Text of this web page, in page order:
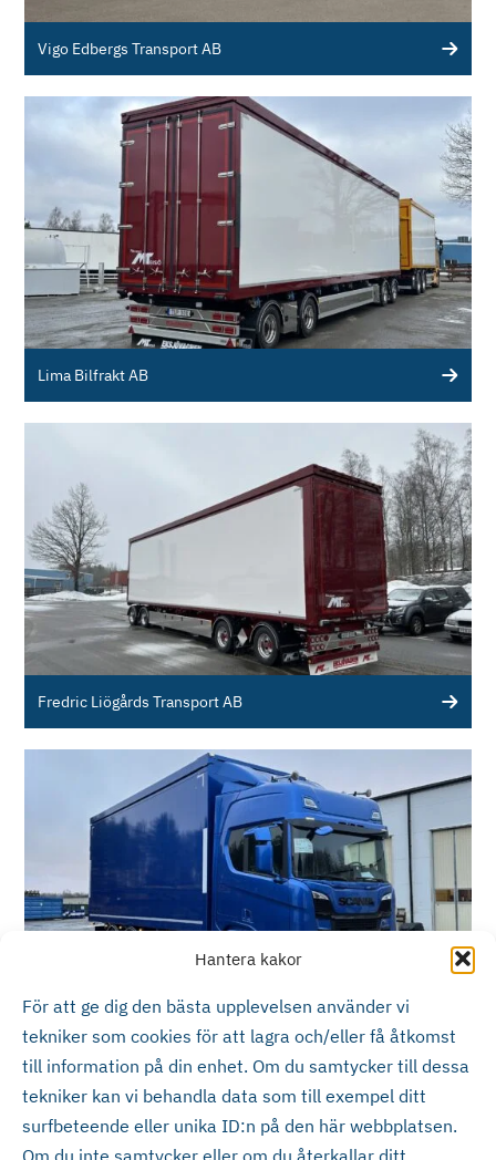
Hantera kakor
För att ge dig den bästa upplevelsen använder vi
tekniker som cookies för att lagra och/eller få åtkomst
till information på din enhet. Om du samtycker till dessa
tekniker kan vi behandla data som till exempel ditt
surfbeteende eller unika ID:n på den här webbplatsen.
Om du inte samtycker eller om du återkallar ditt
Vigo Edbergs Transport AB
Lima Bilfrakt AB
Fredric Liögårds Transport AB
Jan Lindfors Åkeri AB